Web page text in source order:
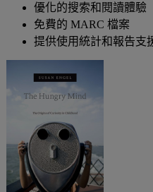
優化的搜索和閱讀體驗
免費的 MARC 檔案
提供使用統計和報告支